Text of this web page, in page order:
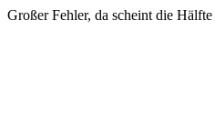
Großer Fehler, da scheint die